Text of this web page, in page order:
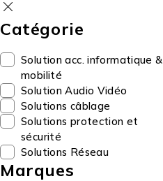
Catégorie
Solution acc. informatique &
mobilité
Solution Audio Vidéo
Solutions câblage
Solutions protection et
sécurité
Solutions Réseau
Marques